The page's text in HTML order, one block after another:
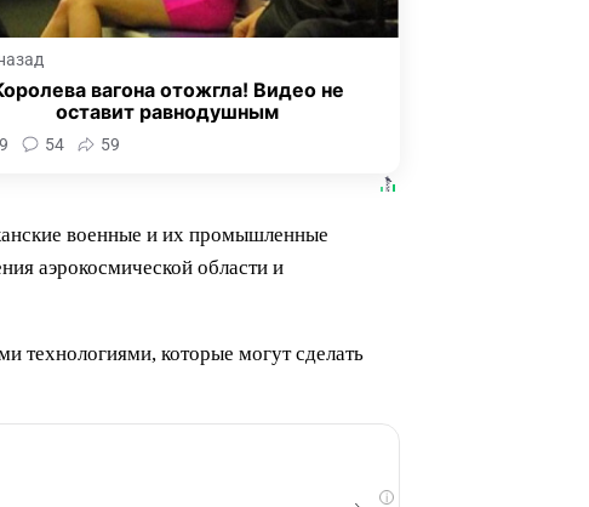
вагона отожгла! Видео не
оставит равнодушным
54 59
военные и их промышленные
аэрокосмической области и
технологиями, которые могут сделать
i